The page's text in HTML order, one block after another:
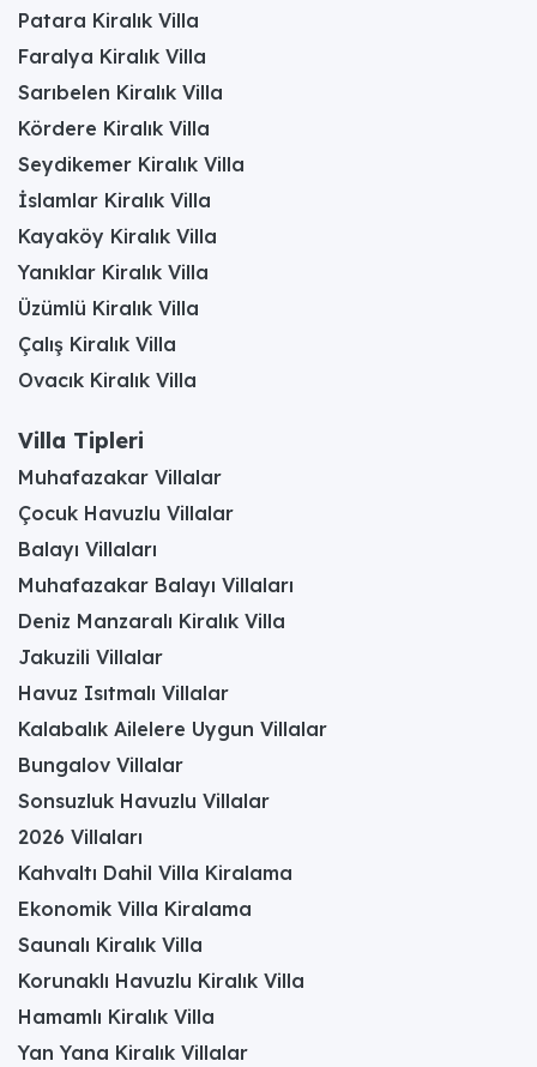
Patara Kiralık Villa
Faralya Kiralık Villa
Sarıbelen Kiralık Villa
Kördere Kiralık Villa
Seydikemer Kiralık Villa
İslamlar Kiralık Villa
Kayaköy Kiralık Villa
Yanıklar Kiralık Villa
Üzümlü Kiralık Villa
Çalış Kiralık Villa
Ovacık Kiralık Villa
Villa Tipleri
Muhafazakar Villalar
Çocuk Havuzlu Villalar
Balayı Villaları
Muhafazakar Balayı Villaları
Deniz Manzaralı Kiralık Villa
Jakuzili Villalar
Havuz Isıtmalı Villalar
Kalabalık Ailelere Uygun Villalar
Bungalov Villalar
Sonsuzluk Havuzlu Villalar
2026 Villaları
Kahvaltı Dahil Villa Kiralama
Ekonomik Villa Kiralama
Saunalı Kiralık Villa
Korunaklı Havuzlu Kiralık Villa
Hamamlı Kiralık Villa
Yan Yana Kiralık Villalar